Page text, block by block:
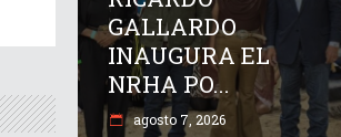
GALLARDO
INAUGURA EL
NRHA PO...
agosto 7, 2026